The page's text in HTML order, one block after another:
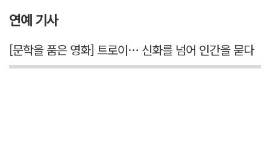
연예 기사
[문학을 품은 영화] 트로이… 신화를 넘어 인간을 묻다